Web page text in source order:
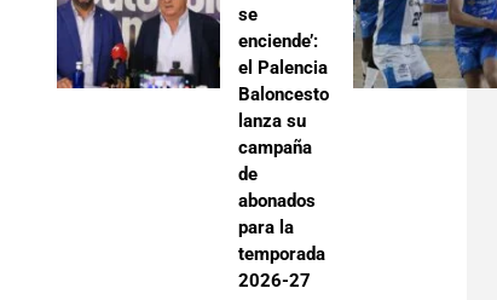
se
enciende’:
el Palencia
Baloncesto
lanza su
campaña
de
abonados
para la
temporada
2026-27